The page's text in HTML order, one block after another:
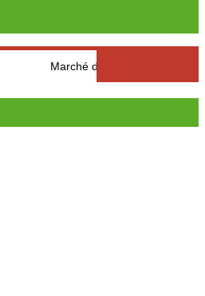
des fruits est légumes : Les